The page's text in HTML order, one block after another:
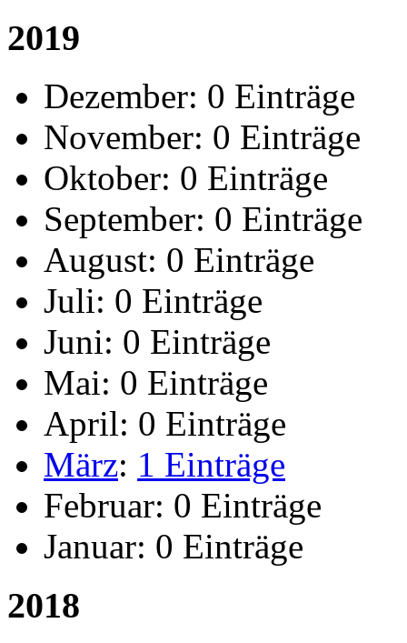
2019
Dezember: 0 Einträge
November: 0 Einträge
Oktober: 0 Einträge
September: 0 Einträge
August: 0 Einträge
Juli: 0 Einträge
Juni: 0 Einträge
Mai: 0 Einträge
April: 0 Einträge
März: 1 Einträge
Februar: 0 Einträge
Januar: 0 Einträge
2018